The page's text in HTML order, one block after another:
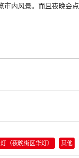
市内风景。而且夜晚会
（夜晚街区华灯） 其他